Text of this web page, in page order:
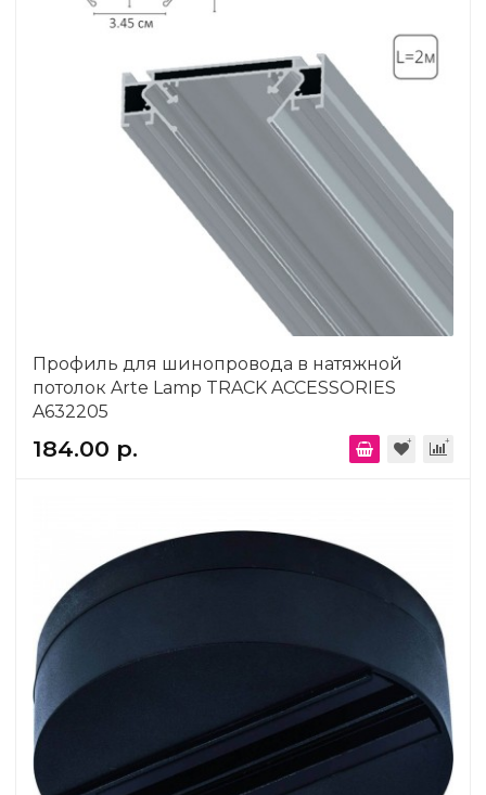
Профиль для шинопровода в натяжной
потолок Arte Lamp TRACK ACCESSORIES
A632205
184.00 р.